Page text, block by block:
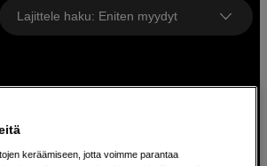
Lajittele haku: Eniten myydyt
keräämiseen, jotta voimme parantaa